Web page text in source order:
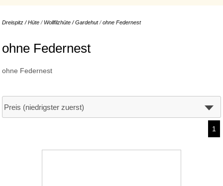
Dreispitz / Hüte / Wollfilzhüte / Gardehut/ohne Federnest
ohne Federnest
ohne Federnest
1